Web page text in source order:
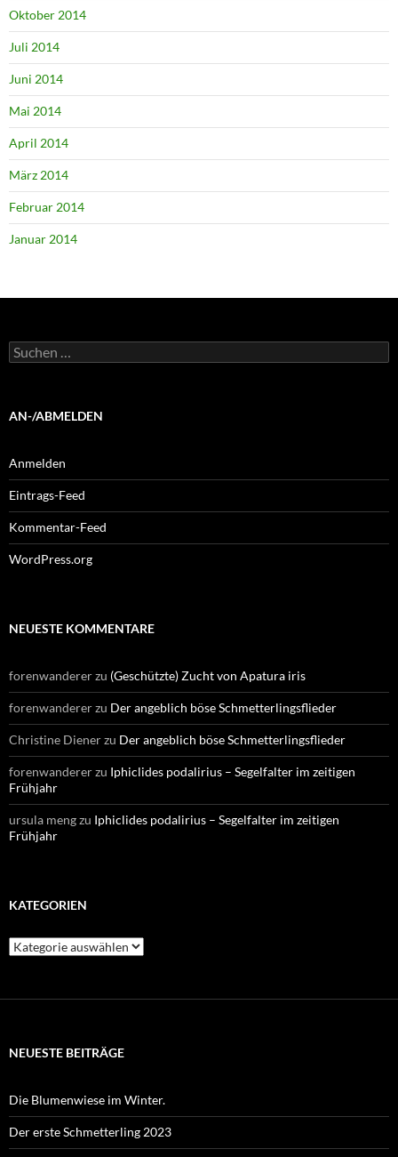
Oktober 2014
Juli 2014
Juni 2014
Mai 2014
April 2014
März 2014
Februar 2014
Januar 2014
Suchen
nach:
AN-/ABMELDEN
Anmelden
Eintrags-Feed
Kommentar-Feed
WordPress.org
NEUESTE KOMMENTARE
forenwandererzu (Geschützte) Zucht von Apatura iris
forenwandererzu Der angeblich böse Schmetterlingsflieder
Christine Dienerzu Der angeblich böse Schmetterlingsflieder
forenwandererzu Iphiclides podalirius – Segelfalter im zeitigen
Frühjahr
ursula mengzu Iphiclides podalirius – Segelfalter im zeitigen
Frühjahr
KATEGORIEN
Kategorien
NEUESTE BEITRÄGE
Die Blumenwiese im Winter.
Der erste Schmetterling 2023